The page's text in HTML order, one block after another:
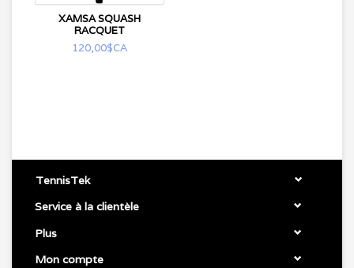
XAMSA SQUASH
RACQUET
120,00$CA
TennisTek
Service à la clientèle
Plus
Mon compte